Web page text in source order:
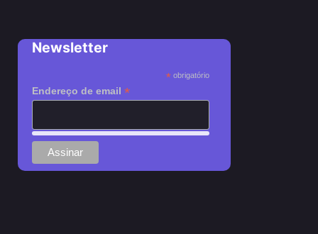
Newsletter
*obrigatório
Endereço de email *